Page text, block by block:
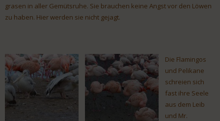
grasen in aller Gemütsruhe. Sie brauchen keine Angst vor den Löwen
zu haben. Hier werden sie nicht gejagt.
Die Flamingos
und Pelikane
schreien sich
fast ihre Seele
aus dem Leib
und Mr.